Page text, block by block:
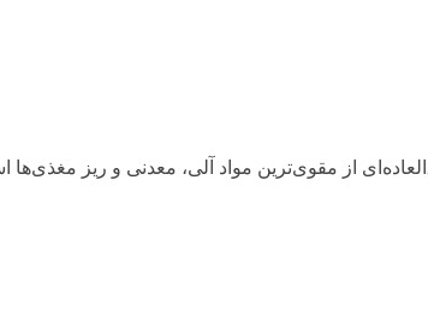
از مقوی‌ترین مواد آلی، معدنی و ریز